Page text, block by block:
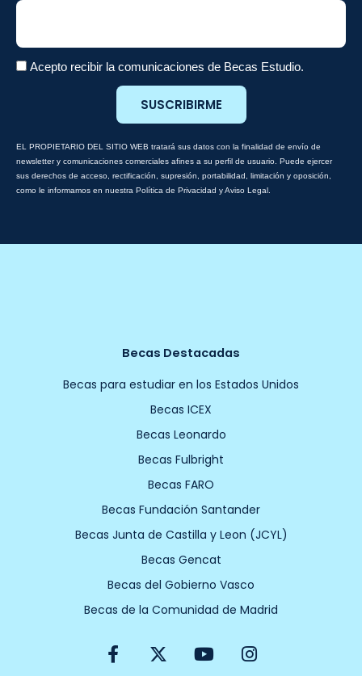
Email
Acepto recibir la comunicaciones de Becas Estudio.
SUSCRIBIRME
EL PROPIETARIO DEL SITIO WEB tratará sus datos con la finalidad de envío de
newsletter y comunicaciones comerciales afines a su perfil de usuario. Puede ejercer
sus derechos de acceso, rectificación, supresión, portabilidad, limitación y oposición,
como le informamos en nuestra Política de Privacidad y Aviso Legal.
Becas Destacadas
Becas para estudiar en los Estados Unidos
Becas ICEX
Becas Leonardo
Becas Fulbright
Becas FARO
Becas Fundación Santander
Becas Junta de Castilla y Leon (JCYL)
Becas Gencat
Becas del Gobierno Vasco
Becas de la Comunidad de Madrid
F
a
X
-
Y
o
I
n